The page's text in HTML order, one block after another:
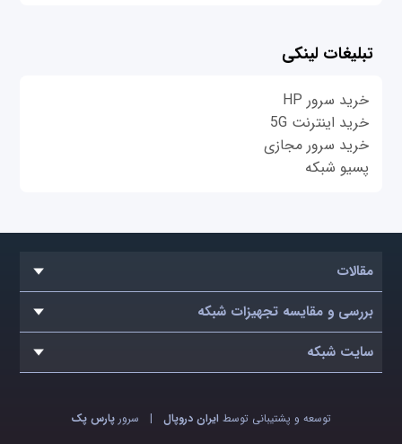
تبلیغات لینکی
خرید سرور HP
خرید اینترنت 5G
خرید سرور مجازی
پسیو شبکه
مقالات
بررسی و مقایسه تجهیزات شبکه
سایت شبکه
توسعه و پشتیبانی توسط ایران دروپال| سرور پارس پک